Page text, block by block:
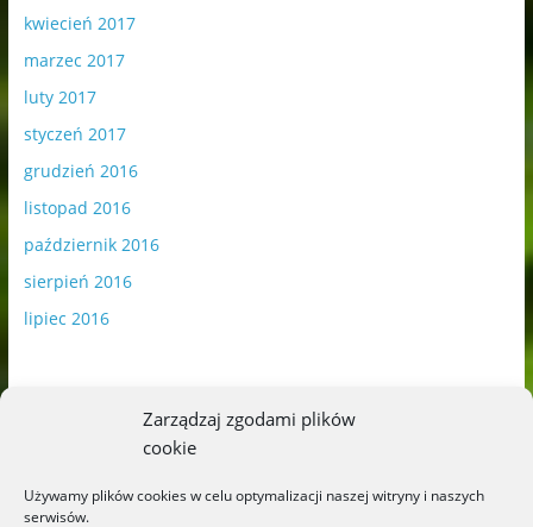
Zarządzaj zgodami plików
cookie
Używamy plików cookies w celu optymalizacji naszej witryny i naszych
serwisów.
kwiecień 2017
marzec 2017
luty 2017
styczeń 2017
grudzień 2016
listopad 2016
październik 2016
sierpień 2016
lipiec 2016